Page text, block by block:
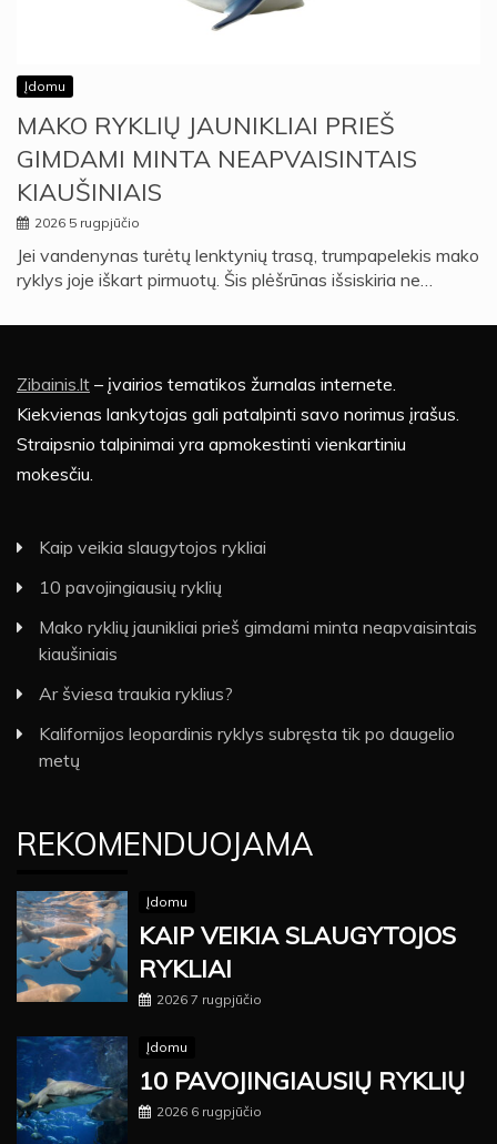
Įdomu
MAKO RYKLIŲ JAUNIKLIAI PRIEŠ
GIMDAMI MINTA NEAPVAISINTAIS
KIAUŠINIAIS
2026 5 rugpjūčio
Jei vandenynas turėtų lenktynių trasą, trumpapelekis mako
ryklys joje iškart pirmuotų. Šis plėšrūnas išsiskiria ne…
Zibainis.lt – įvairios tematikos žurnalas internete.
Kiekvienas lankytojas gali patalpinti savo norimus įrašus.
Straipsnio talpinimai yra apmokestinti vienkartiniu
mokesčiu.
Kaip veikia slaugytojos rykliai
10 pavojingiausių ryklių
Mako ryklių jaunikliai prieš gimdami minta neapvaisintais
kiaušiniais
Ar šviesa traukia ryklius?
Kalifornijos leopardinis ryklys subręsta tik po daugelio
metų
REKOMENDUOJAMA
Įdomu
KAIP VEIKIA SLAUGYTOJOS
RYKLIAI
2026 7 rugpjūčio
Įdomu
10 PAVOJINGIAUSIŲ RYKLIŲ
2026 6 rugpjūčio